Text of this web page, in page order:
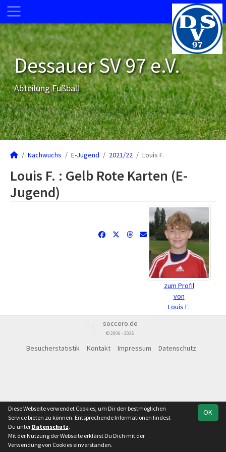
Dessauer SV 97 e.V.
Abteilung Fußball
Nachwuchs E-Jugend 2021/22 Louis F.
Louis F. : Gelb Rote Karten (E-
Jugend)
zum Profil
von
Louis F.
soccero.de
© 2006 - 2026
Besucherstatistik Kontakt Impressum Datenschutz
OK
Diese Webseite verwendet Cookies, um Dir den bestmöglichen
Service bieten zu können. Entsprechende Informationen findest
Du unter Datenschutz.
Mit der Nutzung der Webseite erklärst Du Dich mit der
Verwendung von Cookies einverstanden.